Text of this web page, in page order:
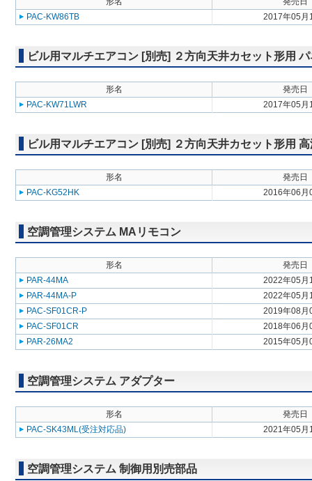
PAC-KW86TB
2017年05月
ビル用マルチエアコン [別売] ２方向天井カセット形用
形名
発売日
PAC-KW71LWR
2017年05月
ビル用マルチエアコン [別売] ２方向天井カセット形用
形名
発売日
PAC-KG52HK
2016年06月
空調管理システム MAリモコン
形名
発売日
PAR-44MA
2022年05月
PAR-44MA-P
2022年05月
PAC-SF01CR-P
2019年08月
PAC-SF01CR
2018年06月
PAR-26MA2
2015年05月
空調管理システム アダプター
形名
発売日
PAC-SK43ML(受注対応品)
2021年05月
空調管理システム 制御用別売部品